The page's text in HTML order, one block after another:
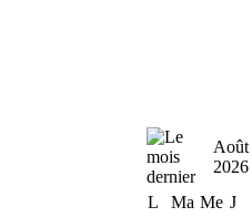
Août
2026
L
Ma Me J